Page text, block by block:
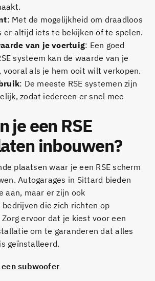
: Met de mogelijkheid om draadloos
er altijd iets te bekijken of te spelen.
van je voertuig: Een goed
systeem kan de waarde van je
vooral als je hem ooit wilt verkopen.
: De meeste RSE systemen zijn
zodat iedereen er snel mee
je een RSE
inbouwen?
plaatsen waar je een RSE scherm
Autogarages in Sittard bieden
aan, maar er zijn ook
bedrijven die zich richten op
ervoor dat je kiest voor een
om te garanderen dat alles
geïnstalleerd.
subwoofer